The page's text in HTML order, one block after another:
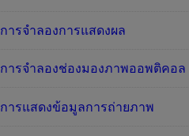
การจำลองการแสดงผล
การจำลองช่องมองภาพออพติคอล
การแสดงข้อมูลการถ่ายภาพ